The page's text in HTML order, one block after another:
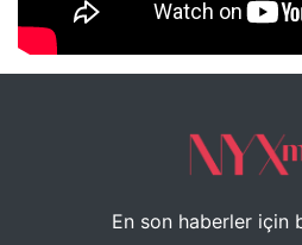
NYXmag 2. Yaş Kutlama
En son haberler için